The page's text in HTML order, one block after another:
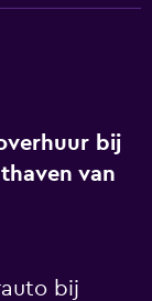
bij
van
bij